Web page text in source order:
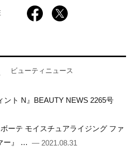
ビューティニュース
ント N』BEAUTY NEWS 2265号
ボーテ モイスチュアライジング ファ
ー』 … — 2021.08.31